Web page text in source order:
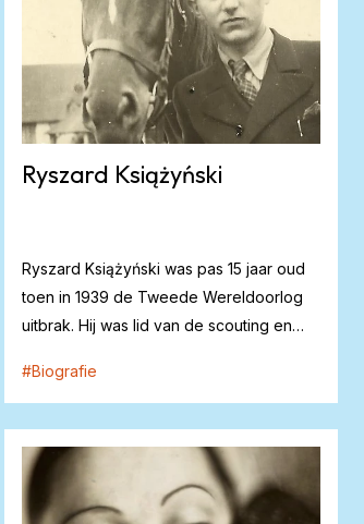
Ryszard Książyński
Ryszard Książyński was pas 15 jaar oud
toen in 1939 de Tweede Wereldoorlog
uitbrak. Hij was lid van de scouting en
#Biografie